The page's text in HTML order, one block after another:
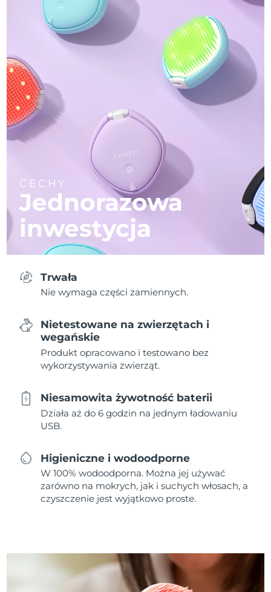
CECHY
Jednorazowa
inwestycja
Trwała
Nie wymaga części zamiennych.
Nietestowane na zwierzętach i
wegańskie
Produkt opracowano i testowano bez
wykorzystywania zwierząt.
Niesamowita żywotność baterii
Działa aż do 6 godzin na jednym ładowaniu
USB.
Higieniczne i wodoodporne
W 100% wodoodporna. Można jej używać
zarówno na mokrych, jak i suchych włosach, a
czyszczenie jest wyjątkowo proste.